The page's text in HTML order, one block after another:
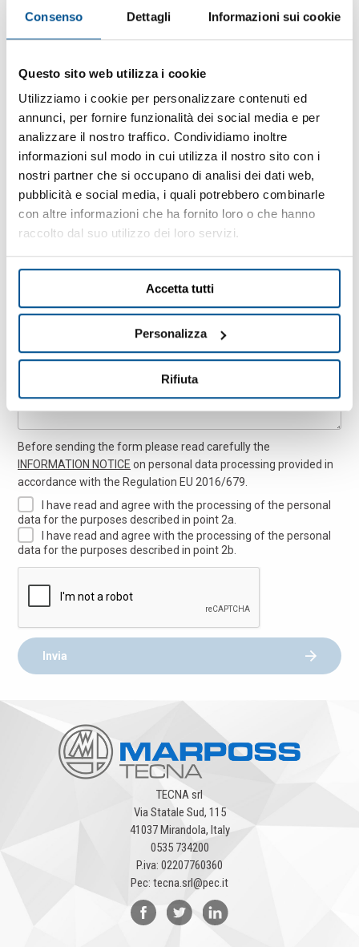
Consenso Dettagli Informazioni sui cookie
Questo sito web utilizza i cookie
Utilizziamo i cookie per personalizzare contenuti ed
annunci, per fornire funzionalità dei social media e per
analizzare il nostro traffico. Condividiamo inoltre
informazioni sul modo in cui utilizza il nostro sito con i
nostri partner che si occupano di analisi dei dati web,
pubblicità e social media, i quali potrebbero combinarle
con altre informazioni che ha fornito loro o che hanno
raccolto dal suo utilizzo dei loro servizi.
Accetta tutti
Personalizza
Rifiuta
Paese
E-mail
CAP
Before sending the form please read carefully the
INFORMATION NOTICE on personal data processing provided in
accordance with the Regulation EU 2016/679.
I have read and agree with the processing of the personal
data for the purposes described in point 2a.
I have read and agree with the processing of the personal
data for the purposes described in point 2b.
Invia
TECNA srl
Via Statale Sud, 115
41037 Mirandola, Italy
0535 734200
P.iva: 02207760360
Pec: tecna.srl@pec.it